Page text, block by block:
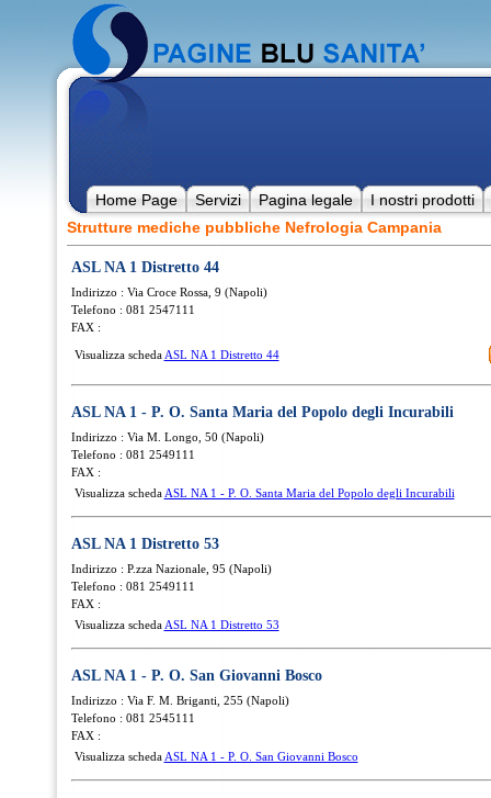
Home Page Servizi Pagina legale
I nostri prodotti
Strutture mediche pubbliche Nefrologia Campania
ASL NA 1 Distretto 44
Indirizzo : Via Croce Rossa, 9 (Napoli)
Telefono : 081 2547111
FAX :
Visualizza scheda ASL NA 1 Distretto 44
ASL NA 1 - P. O. Santa Maria del Popolo degli Incurabili
Indirizzo : Via M. Longo, 50 (Napoli)
Telefono : 081 2549111
FAX :
Visualizza scheda ASL NA 1 - P. O. Santa Maria del Popolo degli Incurabili
ASL NA 1 Distretto 53
Indirizzo : P.zza Nazionale, 95 (Napoli)
Telefono : 081 2549111
FAX :
Visualizza scheda ASL NA 1 Distretto 53
ASL NA 1 - P. O. San Giovanni Bosco
Indirizzo : Via F. M. Briganti, 255 (Napoli)
Telefono : 081 2545111
FAX :
Visualizza scheda ASL NA 1 - P. O. San Giovanni Bosco